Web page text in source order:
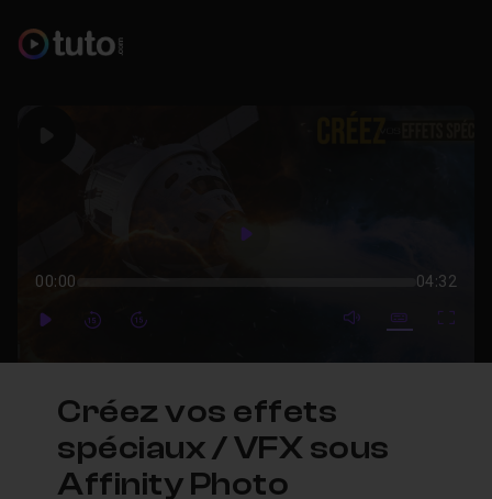
Play
00:00 04:32
PlayForwardForward mute video
Subtitles
Créez vos effets
spéciaux / VFX sous
Affinity Photo